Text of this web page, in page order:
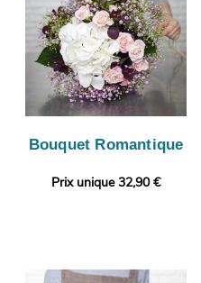
Bouquet Romantique
Prix unique 32,90 €